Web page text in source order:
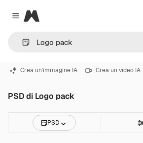
Close menu
Magnific
Crea un'immagine IA Crea un video IA
PSD di Logo pack
PSD